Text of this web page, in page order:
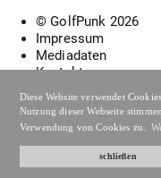
Diese Website verwendet
Nutzung dieser Webseite
Verwendung von Cookies zu.
schließen
© GolfPunk 2026
Impressum
Mediadaten
Kontakt